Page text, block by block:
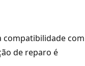
compatibilidade com
de reparo é